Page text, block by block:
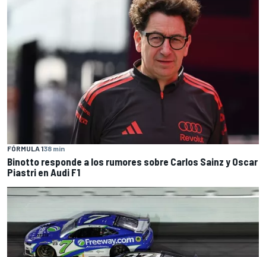
FÓRMULA 138 min
Binotto responde a los rumores sobre Carlos Sainz y Oscar
Piastri en Audi F1